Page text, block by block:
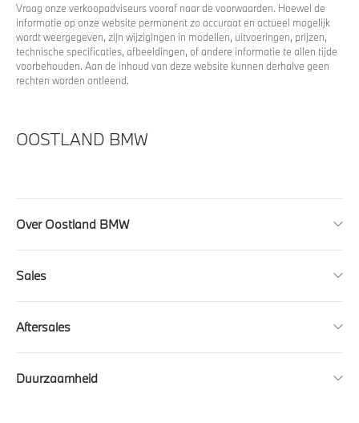
Vraag onze verkoopadviseurs vooraf naar de voorwaarden. Hoewel de
informatie op onze website permanent zo accuraat en actueel mogelijk
wordt weergegeven, zijn wijzigingen in modellen, uitvoeringen, prijzen,
technische specificaties, afbeeldingen, of andere informatie te allen tijde
voorbehouden. Aan de inhoud van deze website kunnen derhalve geen
rechten worden ontleend.
OOSTLAND BMW
Over Oostland BMW
Sales
Aftersales
Duurzaamheid